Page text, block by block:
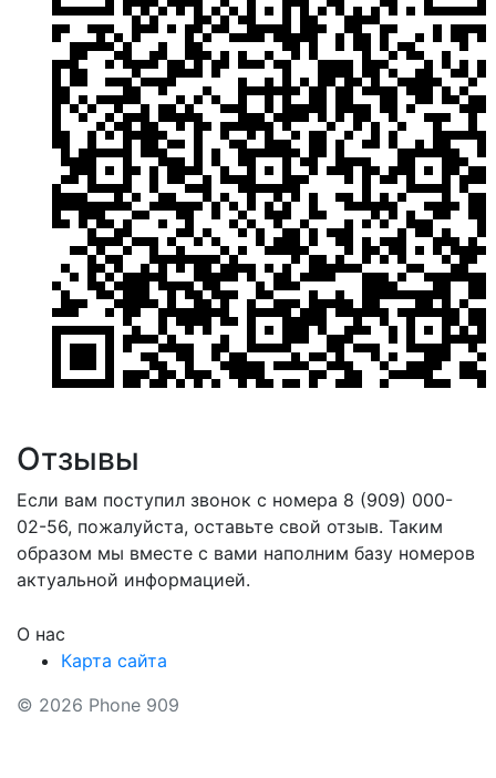
Отзывы
Если вам поступил звонок с номера 8 (909) 000-
02-56, пожалуйста, оставьте свой отзыв. Таким
образом мы вместе с вами наполним базу номеров
актуальной информацией.
О нас
Карта сайта
© 2026 Phone 909